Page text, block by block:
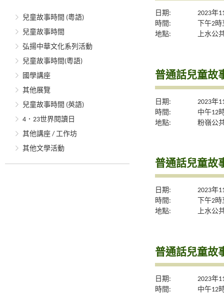
兒童故事時間 (粵語)
兒童故事時間
弘揚中華文化系列活動
兒童故事時間(粵語)
國學講座
其他展覽
兒童故事時間 (英語)
4．23世界閱讀日
其他講座 / 工作坊
其他文學活動
日期:
2023年
時間:
下午2
地點:
上水公
普通話兒童故
日期:
2023年
時間:
中午12
地點:
粉嶺公
普通話兒童故
日期:
2023年
時間:
下午2
地點:
上水公
普通話兒童故
日期:
2023年
時間:
中午12